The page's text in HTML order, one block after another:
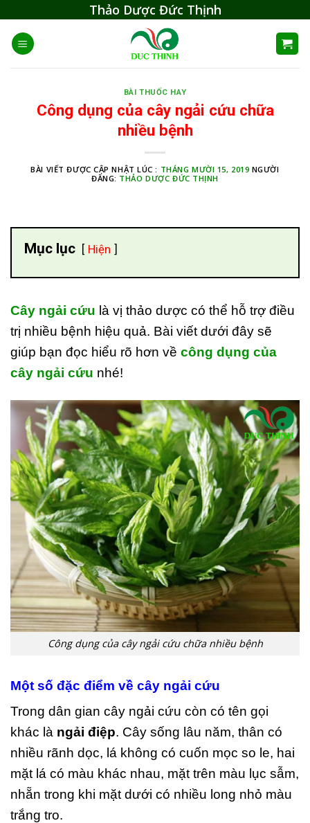
content
Thảo Dược Đức Thịnh
BÀI THUỐC HAY
Công dụng của cây ngải cứu chữa
nhiều bệnh
BÀI VIẾT ĐƯỢC CẬP NHẬT LÚC : THÁNG MƯỜI 15, 2019 NGƯỜI
ĐĂNG: THẢO DƯỢC ĐỨC THỊNH
Mục lục Hiện
Cây ngải cứu là vị thảo dược có thể hỗ trợ điều
trị nhiều bệnh hiệu quả. Bài viết dưới đây sẽ
giúp bạn đọc hiểu rõ hơn về công dụng của
cây ngải cứu nhé!
Công dụng của cây ngải cứu chữa nhiều bệnh
Một số đặc điểm về cây ngải cứu
Trong dân gian cây ngải cứu còn có tên gọi
khác là ngải điệp. Cây sống lâu năm, thân có
nhiều rãnh dọc, lá không có cuốn mọc so le, hai
mặt lá có màu khác nhau, mặt trên màu lục sẫm,
nhẵn trong khi mặt dưới có nhiều long nhỏ màu
trắng tro.